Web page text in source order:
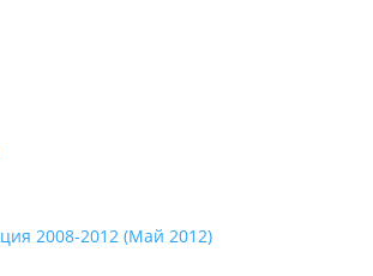
2008-2012 (Май 2012)